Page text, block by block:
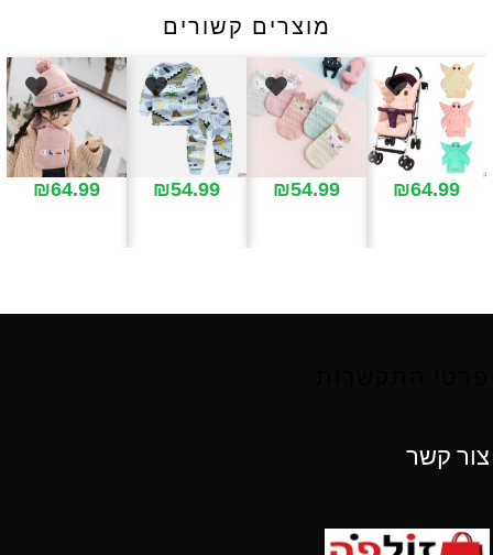
מוצרים קשורים
₪64.99
₪54.99
₪54.99
₪64.99
צור קשר